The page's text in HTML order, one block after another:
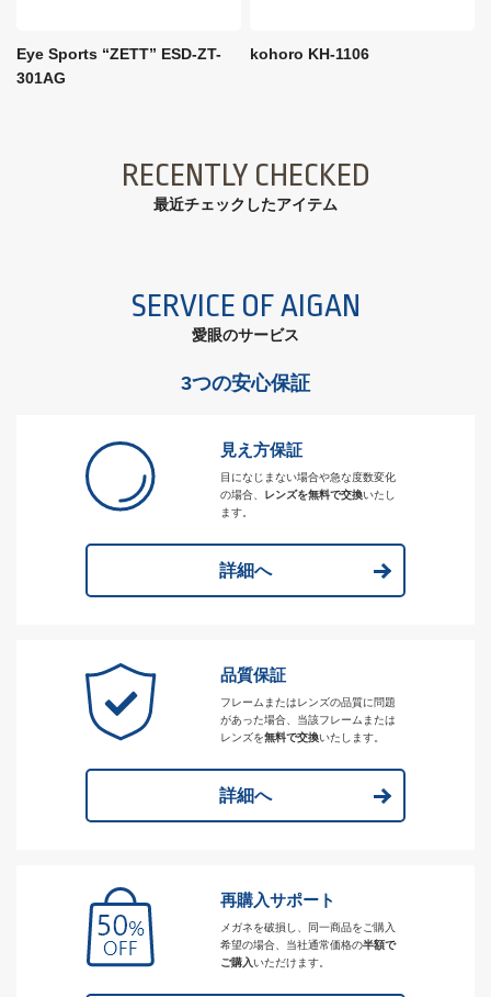
Eye Sports “ZETT” ESD-ZT-
301AG
kohoro KH-1106
RECENTLY CHECKED
最近チェックしたアイテム
SERVICE OF AIGAN
愛眼のサービス
3つの安心保証
見え方保証
目になじまない場合や急な度数変化
の場合、
レンズを無料で交換いたし
ます。
詳細へ
品質保証
フレームまたはレンズの品質に問題
があった場合、当該フレームまたは
レンズを無料で交換いたします。
詳細へ
再購入サポート
メガネを破損し、同一商品をご購入
希望の場合、当社通常価格の半額で
ご購入いただけます。